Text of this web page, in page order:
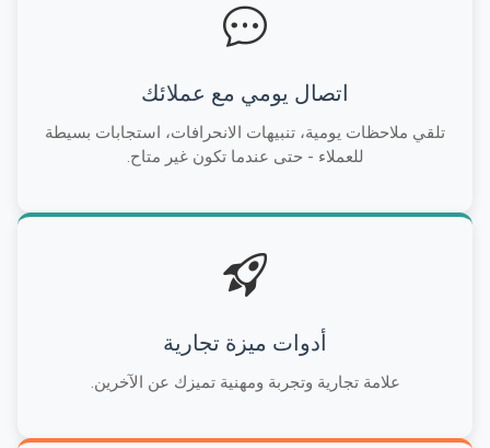
اتصال يومي مع عملائك
تلقي ملاحظات يومية، تنبيهات الانحرافات، استجابات بسيطة
للعملاء - حتى عندما تكون غير متاح.
أدوات ميزة تجارية
علامة تجارية وتجربة ومهنية تميزك عن الآخرين.